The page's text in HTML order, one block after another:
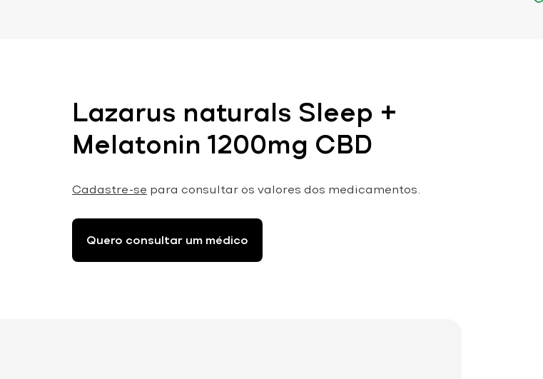
Lazarus naturals Sleep +
Melatonin 1200mg CBD
Cadastre-se para consultar os valores dos medicamentos.
Quero consultar um médico